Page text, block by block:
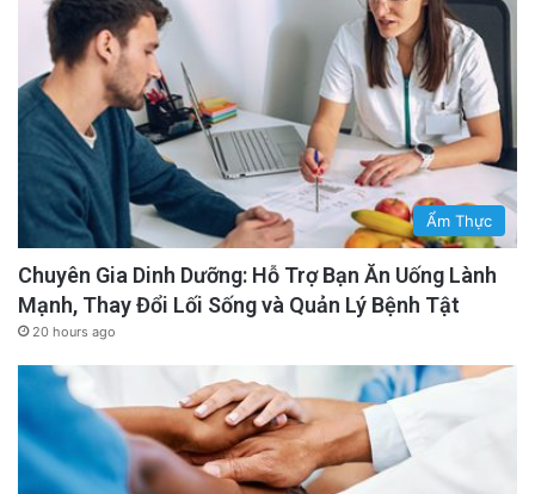
Ẩm Thực
Chuyên Gia Dinh Dưỡng: Hỗ Trợ Bạn Ăn Uống Lành
Mạnh, Thay Đổi Lối Sống và Quản Lý Bệnh Tật
20 hours ago